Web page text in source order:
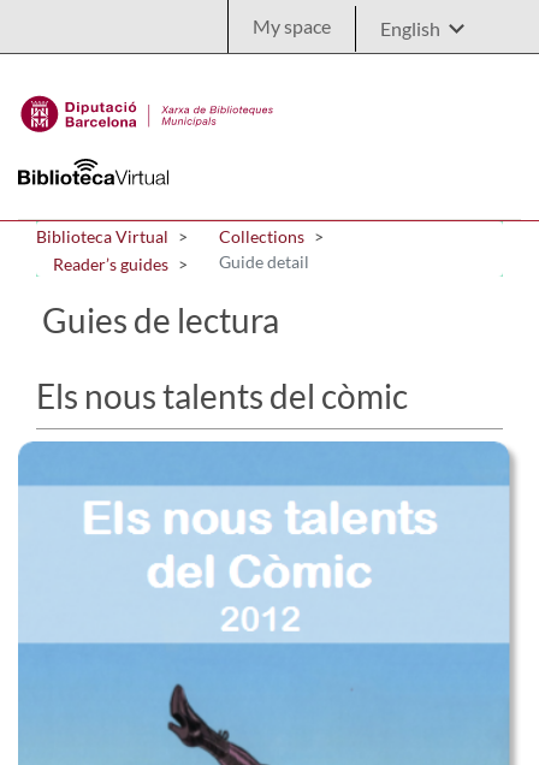
My space
Biblioteca Virtual
Collections
Reader’s guides
Guide detail
Guies de lectura
Els nous talents del còmic